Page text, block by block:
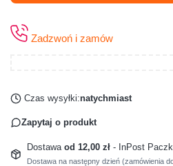
Zadzwoń i zamów
Czas wysyłki:natychmiast
Zapytaj o produkt
Dostawa od 12,00 zł - InPost
Dostawa na następny dzień (zamówienia